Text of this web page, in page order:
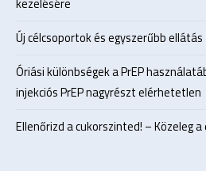
Új célcsoportok és egyszerűbb
Óriási különbségek a PrEP
injekciós PrEP nagyrészt elérhetetlen
Ellenőrizd a cukorszinted! – Közeleg a